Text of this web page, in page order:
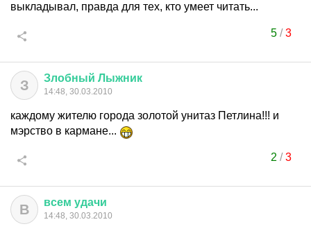
выкладывал, правда для тех, кто умеет читать...
5/3
З Злобный Лыжник
14:48, 30.03.2010
каждому жителю города золотой унитаз Петлина!!! и
мэрство в кармане...
2 /3
В всем удачи
14:48, 30.03.2010